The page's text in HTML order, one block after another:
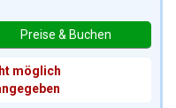
möglich
Preise & Buchen